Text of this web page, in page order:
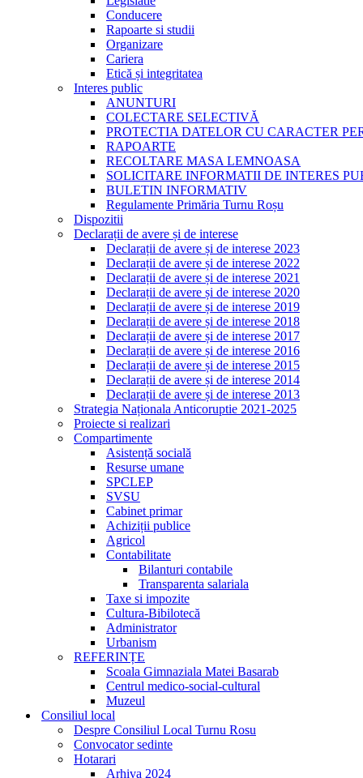
Conducere
Rapoarte si studii
Organizare
Cariera
Etică și integritatea
Interes public
ANUNTURI
COLECTARE SELECTIVĂ
PROTECTIA DATELOR CU CARACTER
RAPOARTE
RECOLTARE MASA LEMNOASA
SOLICITARE INFORMATII DE INTERES
BULETIN INFORMATIV
Regulamente Primăria Turnu Roșu
Dispozitii
Declarații de avere și de interese
Declarații de avere și de interese 2023
Declarații de avere și de interese 2022
Declarații de avere și de interese 2021
Declarații de avere și de interese 2020
Declarații de avere și de interese 2019
Declarații de avere și de interese 2018
Declarații de avere și de interese 2017
Declarații de avere și de interese 2016
Declarații de avere și de interese 2015
Declarații de avere și de interese 2014
Declarații de avere și de interese 2013
Strategia Naționala Anticoruptie 2021-2025
Proiecte si realizari
Compartimente
Asistență socială
Resurse umane
SPCLEP
SVSU
Cabinet primar
Achiziții publice
Agricol
Contabilitate
Bilanturi contabile
Transparenta salariala
Taxe si impozite
Cultura-Bibilotecă
Administrator
Urbanism
REFERINȚE
Scoala Gimnaziala Matei Basarab
Centrul medico-social-cultural
Muzeul
Consiliul local
Despre Consiliul Local Turnu Rosu
Convocator sedinte
Hotarari
Arhiva 2024